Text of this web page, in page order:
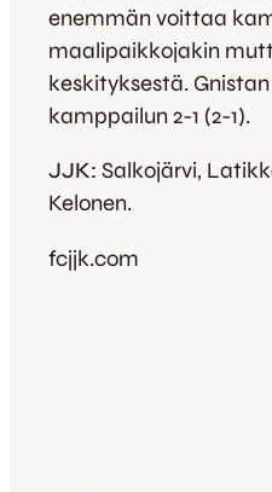
enemmän voittaa
maalipaikkojakin
keskityksestä.
kamppailun 2-1 (2-1).
JJK: Salkojärvi,
Kelonen.
fcjjk.com